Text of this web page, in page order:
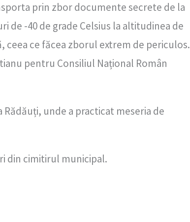
prin zbor documente secrete de la
de -40 de grade Celsius la altitudinea de
ceea ce făcea zborul extrem de periculos.
pentru Consiliul Național Român
unde a practicat meseria de
din cimitirul municipal.